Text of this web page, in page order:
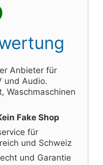
Anbieter für
und Audio.
Waschmaschinen
Fake Shop
für
und Schweiz
und Garantie